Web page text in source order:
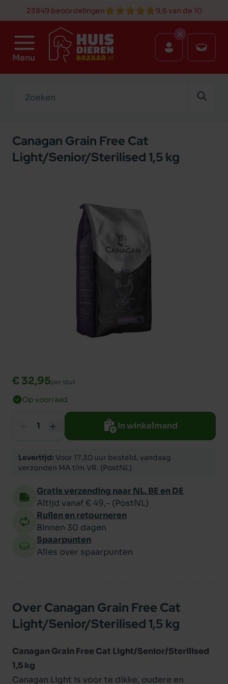
23849 beoordelingen 9,6 van de 10
Menu
Canagan Grain Free Cat
Light/Senior/Sterilised 1,5 kg
€ 32,95per stuk
Op voorraad
In winkelmand
Levertijd: Voor 17.30 uur besteld, vandaag
verzonden MA t/m VR. (PostNL)
Gratis verzending naar NL, BE en DE
Altijd vanaf € 49,- (PostNL)
Ruilen en retourneren
Binnen 30 dagen
Spaarpunten
Alles over spaarpunten
Over Canagan Grain Free Cat
Light/Senior/Sterilised 1,5 kg
Canagan Grain Free Cat Light/Senior/Sterilised
1,5 kg
Canagan Light is voor te dikke, oudere en